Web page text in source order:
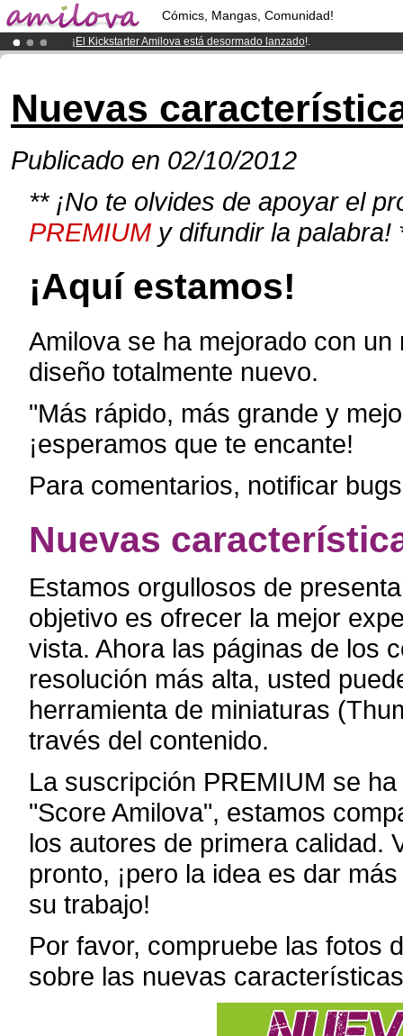
Cómics, Mangas, Comunidad!
¡ El Kickstarter Amilova está desormado lanzado!.
¡Ya tenemos 100000miembrosy 1000Cómics y Mangas!.
Nuevas
Publicado en 02/10/2012
** ¡No te olvides de apoyar el
PREMIUM y difundir la palabra!
¡Aquí estamos!
Amilova se ha mejorado con
diseño totalmente nuevo.
"Más rápido, más grande y
¡esperamos que te encante!
Para comentarios, notificar
Nuevas
Estamos orgullosos de
objetivo es ofrecer la mejor
vista. Ahora las páginas de los
resolución más alta, usted
herramienta de miniaturas
través del contenido.
La suscripción PREMIUM se
"Score Amilova", estamos
los autores de primera calidad.
pronto, ¡pero la idea es dar
su trabajo!
Por favor, compruebe las fotos
sobre las nuevas